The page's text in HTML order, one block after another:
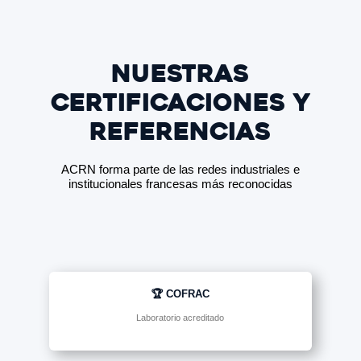
Nuestras
certificaciones y
referencias
ACRN forma parte de las redes industriales e
institucionales francesas más reconocidas
🏆 COFRAC
Laboratorio acreditado